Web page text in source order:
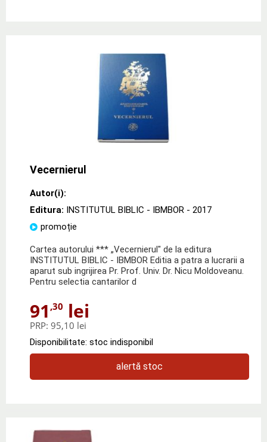
Vecernierul
Autor(i):
Editura: INSTITUTUL BIBLIC - IBMBOR - 2017
promoție
Cartea autorului *** „Vecernierul" de la editura
INSTITUTUL BIBLIC - IBMBOR Editia a patra a lucrarii a
aparut sub ingrijirea Pr. Prof. Univ. Dr. Nicu Moldoveanu.
Pentru selectia cantarilor d
91 ,30 lei
PRP: 95,10 lei
Disponibilitate: stoc indisponibil
alertă stoc